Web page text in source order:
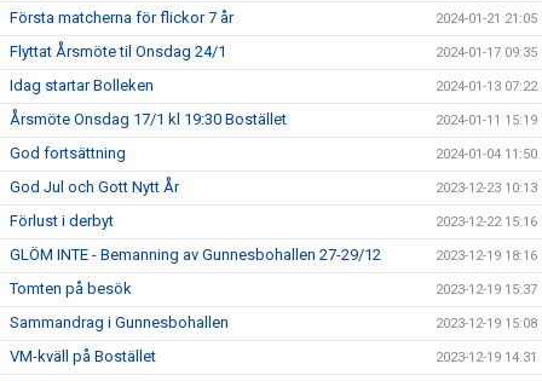
Första matcherna för flickor 7 år 2024-01-21 21:05
Flyttat Årsmöte til Onsdag 24/1 2024-01-17 09:35
Idag startar Bolleken 2024-01-13 07:22
Årsmöte Onsdag 17/1 kl 19:30 Bostället 2024-01-11 15:19
God fortsättning 2024-01-04 11:50
God Jul och Gott Nytt År 2023-12-23 10:13
Förlust i derbyt 2023-12-22 15:16
GLÖM INTE - Bemanning av Gunnesbohallen 27-29/12 2023-12-19 18:16
Tomten på besök 2023-12-19 15:37
Sammandrag i Gunnesbohallen 2023-12-19 15:08
VM-kväll på Bostället 2023-12-19 14:31